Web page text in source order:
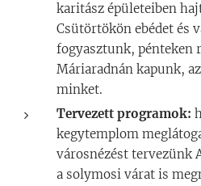
karitász épületeiben
Csütörtökön ebédet és
fogyasztunk, pénteken
Máriaradnán kapunk,
minket.
Tervezett programok:
kegytemplom
városnézést tervezünk
a solymosi várat is